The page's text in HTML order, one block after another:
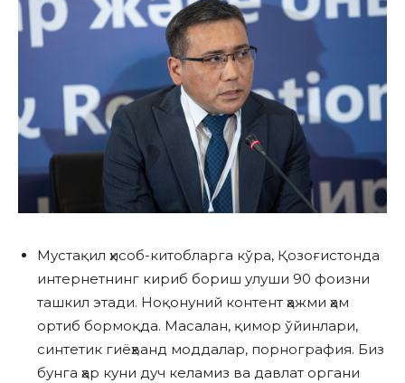
Мустақил ҳисоб-китобларга кўра, Қозоғистонда
интернетнинг кириб бориш улуши 90 фоизни
ташкил этади. Ноқонуний контент ҳажми ҳам
ортиб бормоқда. Масалан, қимор ўйинлари,
синтетик гиёҳванд моддалар, порнография. Биз
бунга ҳар куни дуч келамиз ва давлат органи